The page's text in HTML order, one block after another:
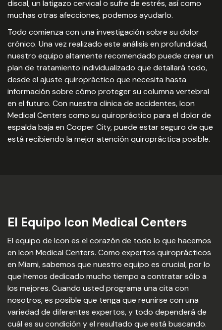
discal, un latigazo cervical o sufre de estrés, así como
muchas otras afecciones, podemos ayudarlo.
Todo comienza con una investigación sobre su dolor
crónico. Una vez realizado este análisis en profundidad,
nuestro equipo altamente recomendado puede crear un
plan de tratamiento individualizado que detallará todo,
desde el ajuste quiropráctico que necesita hasta
información sobre cómo proteger su columna vertebral
en el futuro. Con nuestra clinica de accidentes, Icon
Medical Centers como su quiropráctico para el dolor de
espalda baja en Cooper City, puede estar seguro de que
está recibiendo la mejor atención quiropráctica posible.
El Equipo Icon Medical Centers
El equipo de Icon es el corazón de todo lo que hacemos
en Icon Medical Centers. Como expertos quiroprácticos
en Miami, sabemos que nuestro equipo es crucial, por lo
que hemos dedicado mucho tiempo a contratar sólo a
los mejores. Cuando usted programa una cita con
nosotros, es posible que tenga que reunirse con una
variedad de diferentes expertos, y todo dependerá de
cuál es su condición y el resultado que está buscando.